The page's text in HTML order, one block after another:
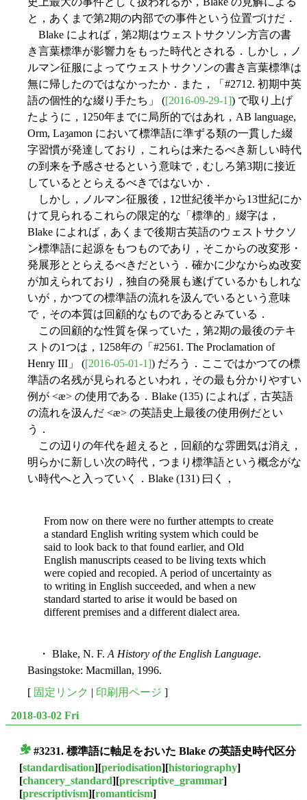
と，あくまで第2期の内部での事件という位置づけだ．
Blake によれば，第2期はウェストサクソン方言の書
き言葉標準が影響力をもった時代とされる．しかし，ノ
ルマン征服によってウェストサクソンの書き言葉標準は
無に帰したのではなかったか．また，「#2712. 初期中英
語の個性的な綴り手たち」 ([2016-09-29-1]) で取り上げ
たように，1250年までに局所的ではあれ，AB language,
Orm, Laȝamon において標準語に準ずる類の一貫した綴
字習慣が発達しており，これらは来たるべき新しい時代
の到来を予感させるという意味で，むしろ第3期に接近
しているととらえるべきではないか．
しかし，ノルマン征服後，12世紀後半から13世紀にか
けて見られるこれらの限定的な「標準的」綴字は，
Blake によれば，あくまで後期古英語のウェストサクソ
ン標準語に起源をもつものであり，そこからの改変形・
発展形ととらえるべきだという．確かに少なからぬ改変
が加えられており，独自の発展も遂げているかもしれな
いが，かつての標準語の流れを汲んでいるという意味
で，その本質は回顧的なものであるとみている．
この回顧的な性質を保っていた，第2期の最後のテキ
ストの1つは，1258年の「#2561. The Proclamation of
Henry III」 ([2016-05-01-1]) だろう．ここではかつての標
準語の名残が見られるといわれ，その最も分かりやすい
例が <æ> の使用である．Blake (135) によれば，古英語
の流れを汲んだ <æ> の英語史上最後の使用例だとい
う．
この辺りの年代を超えると，回顧的な雰囲気は消え，
明らかに新しい次の時代，つまり標準語という概念がな
い時代へと入っていく．Blake (131) 曰く，
From now on there were no further attempts to create
a standard English writing system which could be
said to look back to that found earlier, and Old
English manuscripts ceased to be living texts which
were copied and recopied. A period of uncertainty as
to writing in English succeeded, and when a new
standard started to arise it would be based on
different premises and a different dialect area.
・ Blake, N. F. A History of the English Language.
Basingstoke: Macmillan, 1996.
[ 固定リンク | 印刷用ページ ]
2018-03-02 Fri
#3231. 標準語に軸足をおいた Blake の英語史時代区分
[standardisation][periodisation][historiography]
[chancery_standard][prescriptive_grammar]
[prescriptivism][romanticism]